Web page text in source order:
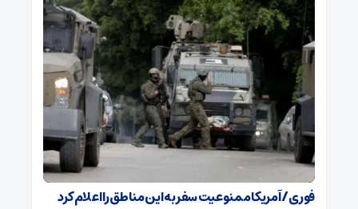
فوری / آمریکا ممنوعیت سفر به این مناطق را اعلام کرد